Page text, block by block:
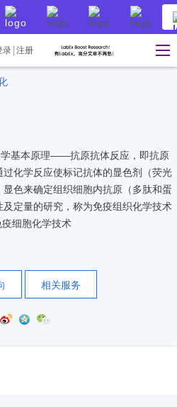
录 注册
基本原理——抗原抗体反应，即抗原
化学反应使标记抗体的显色剂（荧光
色来确定组织细胞内抗原（多肽和蛋
定量的研究，称为免疫组织化学技术
细胞化学技术
相关服务